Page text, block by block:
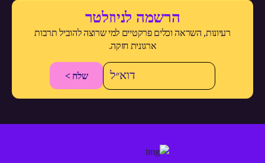
הרשמה לניוזלטר
רעיונות, השראה וכלים פרקטיים למי שרוצה להוביל תרבות
ארגונית חזקה.